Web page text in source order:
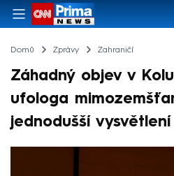
Domů Zprávy Zahraničí
Záhadný objev v
ufologa
jednodušší vysvětlení